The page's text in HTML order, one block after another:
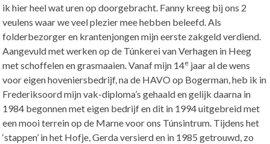
ik hier heel wat uren op doorgebracht. Fanny kreeg bij ons 2
veulens waar we veel plezier mee hebben beleefd. Als
folderbezorger en krantenjongen mijn eerste zakgeld verdiend.
Aangevuld met werken op de Túnkerei van Verhagen in Heeg
met schoffelen en grasmaaien. Vanaf mijn 14e jaar al de wens
voor eigen hoveniersbedrijf, na de HAVO op Bogerman, heb ik in
Frederiksoord mijn vak-diploma’s gehaald en gelijk daarna in
1984 begonnen met eigen bedrijf en dit in 1994 uitgebreid met
een mooi terrein op de Marne voor ons Túnsintrum. Tijdens het
‘stappen’ in het Hofje, Gerda versierd en in 1985 getrouwd, zo